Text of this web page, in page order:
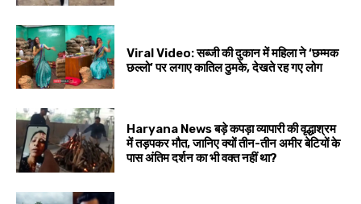
Viral Video: सब्जी की दुकान में महिला ने ‘छम्मक
छल्लो’ पर लगाए कातिल ठुमके, देखते रह गए लोग
Haryana News बड़े कपड़ा व्यापारी की वृद्धाश्रम
में तड़पकर मौत, जानिए क्यों तीन-तीन अमीर बेटियों के
पास अंतिम दर्शन का भी वक्त नहीं था?